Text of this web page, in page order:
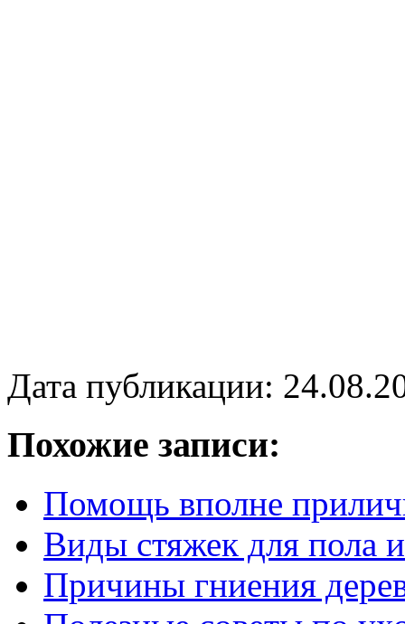
Дата публикации:
Похожие записи:
Помощь вполне
Виды стяжек для пола
Причины гниения